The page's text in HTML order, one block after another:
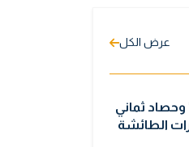
عرض الكل
وحصاد ثماني
الطائشة